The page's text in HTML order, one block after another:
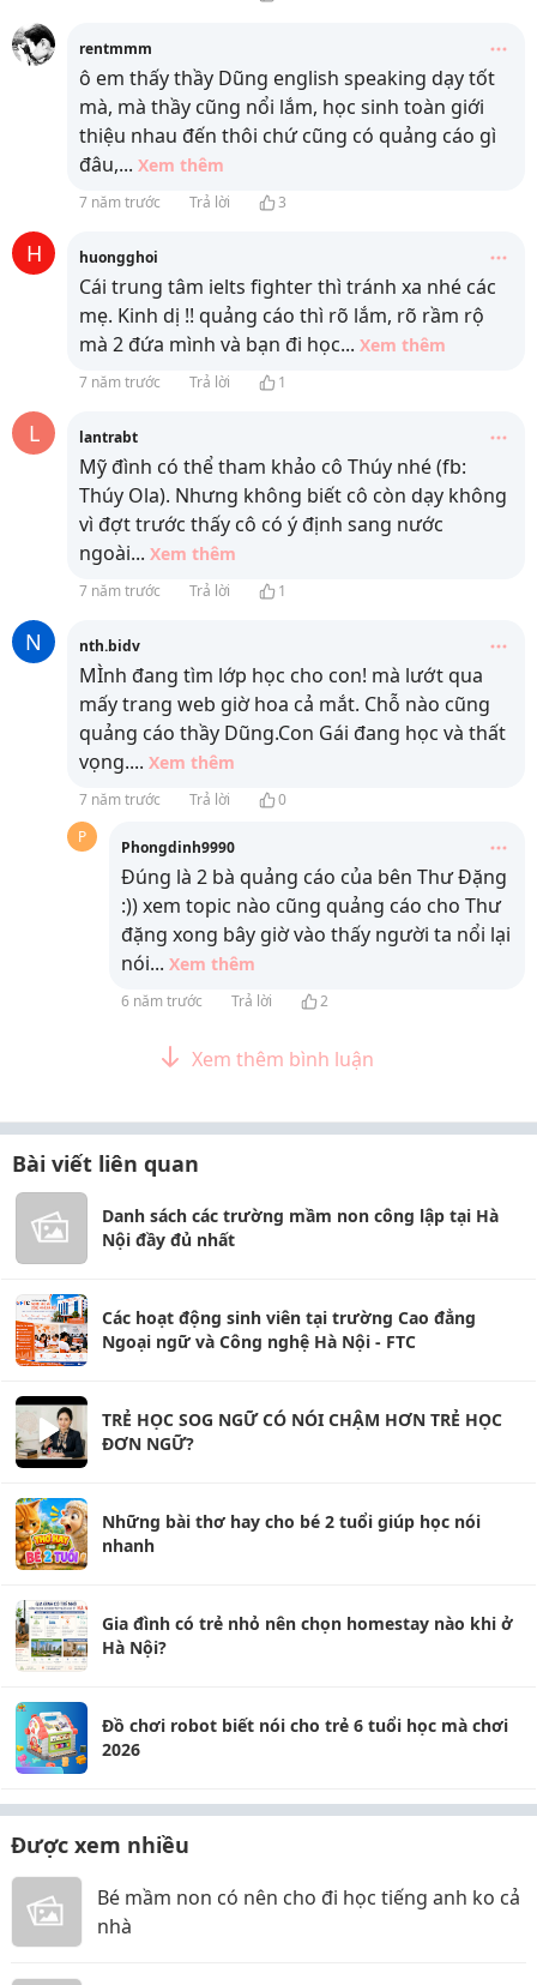
rentmmm
ô em thấy thầy Dũng english speaking dạy tốt
mà, mà thầy cũng nổi lắm, học sinh toàn giới
thiệu nhau đến thôi chứ cũng có quảng cáo gì
đâu,... Xem thêm
7 năm trước Trả lời 3
H huongghoi
Cái trung tâm ielts fighter thì tránh xa nhé các
mẹ. Kinh dị !! quảng cáo thì rõ lắm, rõ rầm rộ
mà 2 đứa mình và bạn đi học... Xem thêm
7 năm trước Trả lời 1
L lantrabt
Mỹ đình có thể tham khảo cô Thúy nhé (fb:
Thúy Ola). Nhưng không biết cô còn dạy không
vì đợt trước thấy cô có ý định sang nước
ngoài... Xem thêm
7 năm trước Trả lời 1
N nth.bidv
MÌnh đang tìm lớp học cho con! mà lướt qua
mấy trang web giờ hoa cả mắt. Chỗ nào cũng
quảng cáo thầy Dũng.Con Gái đang học và thất
vọng.... Xem thêm
7 năm trước Trả lời
0
P
Phongdinh9990
Đúng là 2 bà quảng cáo của bên Thư Đặng
:)) xem topic nào cũng quảng cáo cho Thư
đặng xong bây giờ vào thấy người ta nổi lại
nói... Xem thêm
6 năm trước Trả lời 2
Xem thêm bình luận
Bài viết liên quan
Danh sách các trường mầm non công lập tại Hà
Nội đầy đủ nhất
Các hoạt động sinh viên tại trường Cao đẳng
Ngoại ngữ và Công nghệ Hà Nội - FTC
TRẺ HỌC SOG NGỮ CÓ NÓI CHẬM HƠN TRẺ HỌC
ĐƠN NGỮ?
Những bài thơ hay cho bé 2 tuổi giúp học nói
nhanh
Gia đình có trẻ nhỏ nên chọn homestay nào khi ở
Hà Nội?
Đồ chơi robot biết nói cho trẻ 6 tuổi học mà chơi
2026
Được xem nhiều
Bé mầm non có nên cho đi học tiếng anh ko cả
nhà